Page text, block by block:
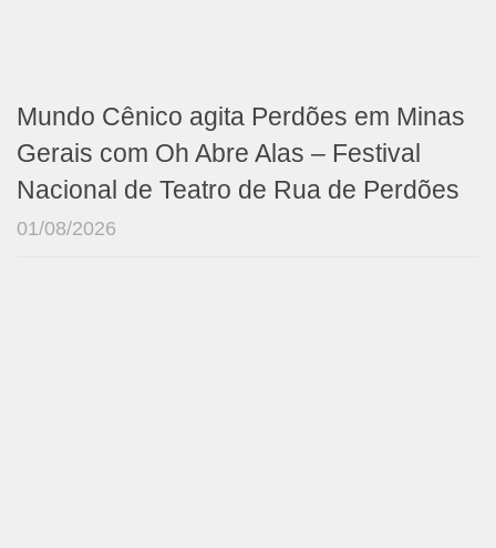
Mundo Cênico agita Perdões em Minas
Gerais com Oh Abre Alas – Festival
Nacional de Teatro de Rua de Perdões
01/08/2026